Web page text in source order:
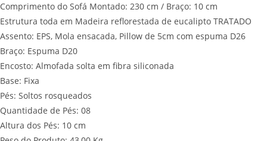
Comprimento do Sofá Montado: 230 cm / Braço: 10 cm
Estrutura toda em Madeira reflorestada de eucalipto TRATADO
Assento: EPS, Mola ensacada, Pillow de 5cm com espuma D26
Braço: Espuma D20
Encosto: Almofada solta em fibra siliconada
Base: Fixa
Pés: Soltos rosqueados
Quantidade de Pés: 08
Altura dos Pés: 10 cm